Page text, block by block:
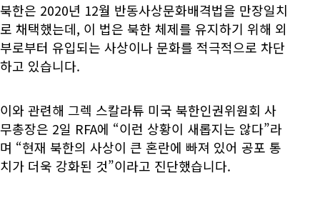
북한은 2020년 12월 반동사상문화배격법을 만장일치
로 채택했는데, 이 법은 북한 체제를 유지하기 위해 외
부로부터 유입되는 사상이나 문화를 적극적으로 차단
하고 있습니다.
이와 관련해 그렉 스칼라튜 미국 북한인권위원회 사
무총장은 2일 RFA에 “이런 상황이 새롭지는 않다”라
며 “현재 북한의 사상이 큰 혼란에 빠져 있어 공포 통
치가 더욱 강화된 것”이라고 진단했습니다.